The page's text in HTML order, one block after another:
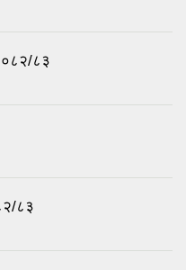
८३
८३